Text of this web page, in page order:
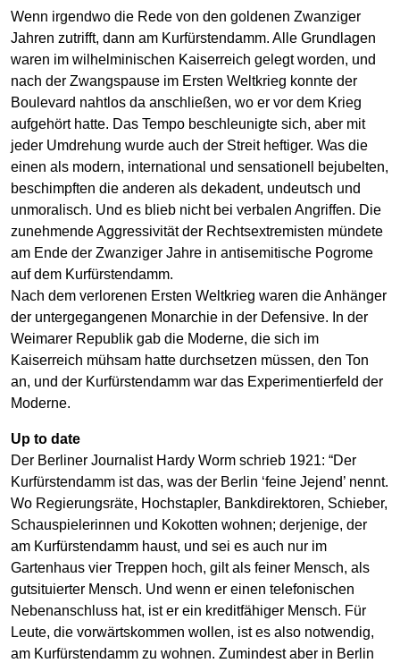
Wenn irgendwo die Rede von den goldenen Zwanziger
Jahren zutrifft, dann am Kurfürstendamm. Alle Grundlagen
waren im wilhelminischen Kaiserreich gelegt worden, und
nach der Zwangspause im Ersten Weltkrieg konnte der
Boulevard nahtlos da anschließen, wo er vor dem Krieg
aufgehört hatte. Das Tempo beschleunigte sich, aber mit
jeder Umdrehung wurde auch der Streit heftiger. Was die
einen als modern, international und sensationell bejubelten,
beschimpften die anderen als dekadent, undeutsch und
unmoralisch. Und es blieb nicht bei verbalen Angriffen. Die
zunehmende Aggressivität der Rechtsextremisten mündete
am Ende der Zwanziger Jahre in antisemitische Pogrome
auf dem Kurfürstendamm.
Nach dem verlorenen Ersten Weltkrieg waren die Anhänger
der untergegangenen Monarchie in der Defensive. In der
Weimarer Republik gab die Moderne, die sich im
Kaiserreich mühsam hatte durchsetzen müssen, den Ton
an, und der Kurfürstendamm war das Experimentierfeld der
Moderne.
Up to date
Der Berliner Journalist Hardy Worm schrieb 1921: “Der
Kurfürstendamm ist das, was der Berlin ‘feine Jejend’ nennt.
Wo Regierungsräte, Hochstapler, Bankdirektoren, Schieber,
Schauspielerinnen und Kokotten wohnen; derjenige, der
am Kurfürstendamm haust, und sei es auch nur im
Gartenhaus vier Treppen hoch, gilt als feiner Mensch, als
gutsituierter Mensch. Und wenn er einen telefonischen
Nebenanschluss hat, ist er ein kreditfähiger Mensch. Für
Leute, die vorwärtskommen wollen, ist es also notwendig,
am Kurfürstendamm zu wohnen. Zumindest aber in Berlin